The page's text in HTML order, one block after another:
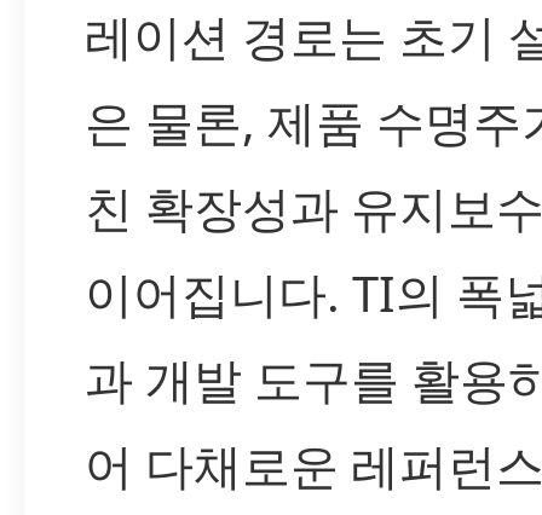
레이션 경로는 초기
은 물론, 제품 수명주
친 확장성과 유지보
이어집니다. TI의 폭
과 개발 도구를 활용
어 다채로운 레퍼런